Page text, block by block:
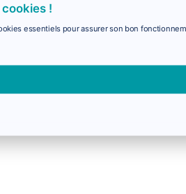
!
essentiels pour assurer son bon